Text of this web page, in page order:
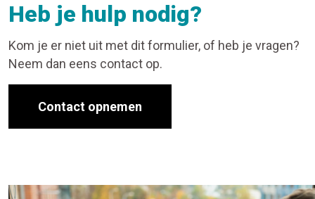
Heb je hulp nodig?
Kom je er niet uit met dit formulier, of heb je vragen?
Neem dan eens contact op.
Contact opnemen